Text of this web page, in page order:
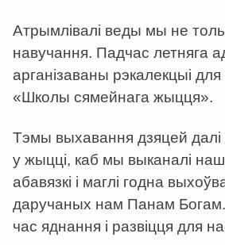
Атрымлівалі веды мы не
навучання. Падчас летняга
арганізаваны рэкалекцыі для
«Школы сямейнага жыцця».
Тэмы выхавання дзяцей далі
у жыцці, каб мы выканалі
абавязкі і маглі годна
даручаных нам Панам
час яднання і развіцця для